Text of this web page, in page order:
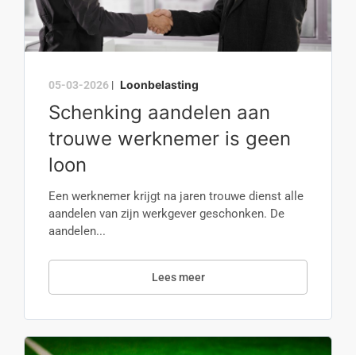
05-03-2026 | Loonbelasting
Schenking aandelen aan
trouwe werknemer is geen
loon
Een werknemer krijgt na jaren trouwe dienst alle
aandelen van zijn werkgever geschonken. De
aandelen...
Lees meer